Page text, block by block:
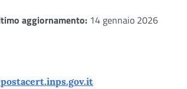
aggiornamento: 14 gennaio 2026